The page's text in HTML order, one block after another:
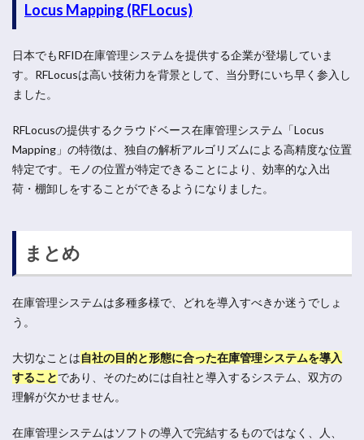
Locus Mapping (RFLocus)
日本でもRFID在庫管理システムを提供する企業が登場していま
す。RFLocusは高い技術力を背景として、当分野にいち早く参入し
ました。
RFLocusの提供するクラウドベース在庫管理システム「Locus
Mapping」の特徴は、独自の解析アルゴリズムによる高精度な位置
特定です。モノの位置が特定できることにより、効率的な入出
荷・棚卸しをすることができるようになりました。
まとめ
在庫管理システムは多種多様で、どれを導入すべきか迷うでしょ
う。
大切なことは自社の目的と形態に合った在庫管理システムを導入
することであり、そのためには自社と導入するシステム、双方の
理解が欠かせません。
在庫管理システムはソフトの導入で完結するものではなく、人、